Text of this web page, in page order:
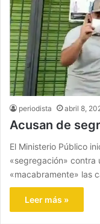
periodista abril 8,
Acusan de
El Ministerio Público
«segregación» contra
«macabramente» las
Leer más »